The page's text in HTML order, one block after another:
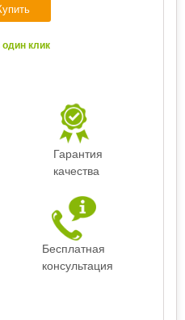
один клик
Гарантия
качества
Бесплатная
консультация